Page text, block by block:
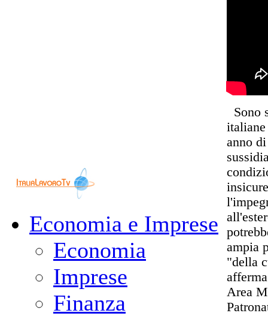
Economia e Imprese
Economia
Imprese
Finanza
Sono
italiane
anno
ampia
"della
Area